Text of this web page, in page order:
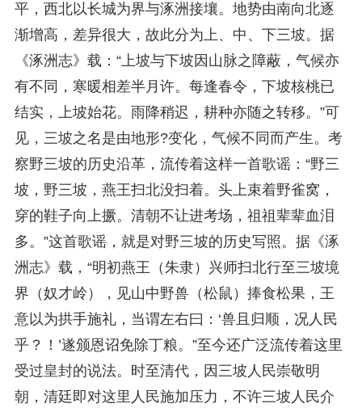
平，西北以长城为界与涿洲接壤。地势由南向北逐
渐增高，差异很大，故此分为上、中、下三坡。据
《涿洲志》载：“上坡与下坡因山脉之障蔽，气候亦
有不同，寒暖相差半月许。每逢春令，下坡核桃已
结实，上坡始花。雨降稍迟，耕种亦随之转移。”可
见，三坡之名是由地形?变化，气候不同而产生。考
察野三坡的历史沿革，流传着这样一首歌谣：“野三
坡，野三坡，燕王扫北没扫着。头上束着野雀窝，
穿的鞋子向上撅。清朝不让进考场，祖祖辈辈血泪
多。”这首歌谣，就是对野三坡的历史写照。据《涿
洲志》载，“明初燕王（朱隶）兴师扫北行至三坡境
界（奴才岭），见山中野兽（松鼠）捧食松果，王
意以为拱手施礼，当谓左右曰：‘兽且归顺，况人民
乎？！’遂颁恩诏免除丁粮。”至今还广泛流传着这里
受过皇封的说法。时至清代，因三坡人民崇敬明
朝，清廷即对这里人民施加压力，不许三坡人民介